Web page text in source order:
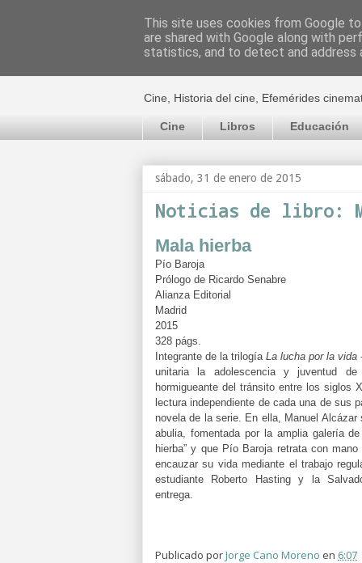
El cultural
Cine, Historia del cine, Efemérides
Cine Libros Educación
sábado, 31 de enero de 2015
Noticias de libro:
Mala hierba
Pío Baroja
Prólogo de Ricardo Senabre
Alianza Editorial
Madrid
2015
328 págs.
Integrante de la trilogía La lucha por la vida
unitaria la adolescencia y juventud
hormigueante del tránsito entre los siglos
lectura independiente de cada una de sus
novela de la serie. En ella, Manuel
abulia, fomentada por la amplia galería
hierba” y que Pío Baroja retrata con
encauzar su vida mediante el trabajo
estudiante Roberto Hasting y la
entrega.
Publicado porJorge Cano Moreno en 6:07
This site uses cookies from Google
are shared with Google along with
statistics, and to detect and address